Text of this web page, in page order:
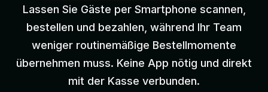
Lassen Sie Gäste per Smartphone scannen,
bestellen und bezahlen, während Ihr Team
weniger routinemäßige Bestellmomente
übernehmen muss. Keine App nötig und direkt
mit der Kasse verbunden.